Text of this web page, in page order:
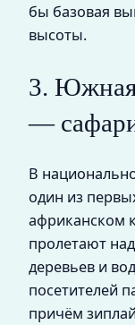
бы базовая
высоты.
3.
—
В
один из
африканском
пролетают
деревьев и
посетителей
причём